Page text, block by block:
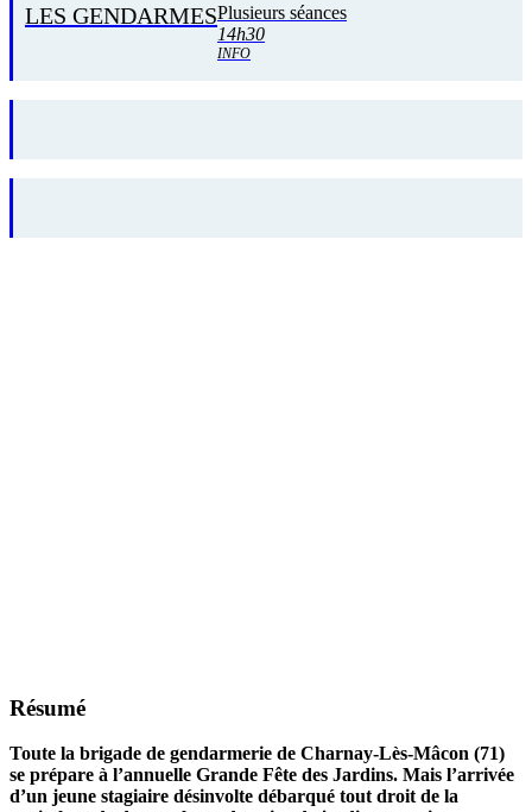
LES GENDARMESPlusieurs séances
14h30
INFO
Résumé
Toute la brigade de gendarmerie de Charnay-Lès-Mâcon (71)
se prépare à l’annuelle Grande Fête des Jardins. Mais l’arrivée
d’un jeune stagiaire désinvolte débarqué tout droit de la